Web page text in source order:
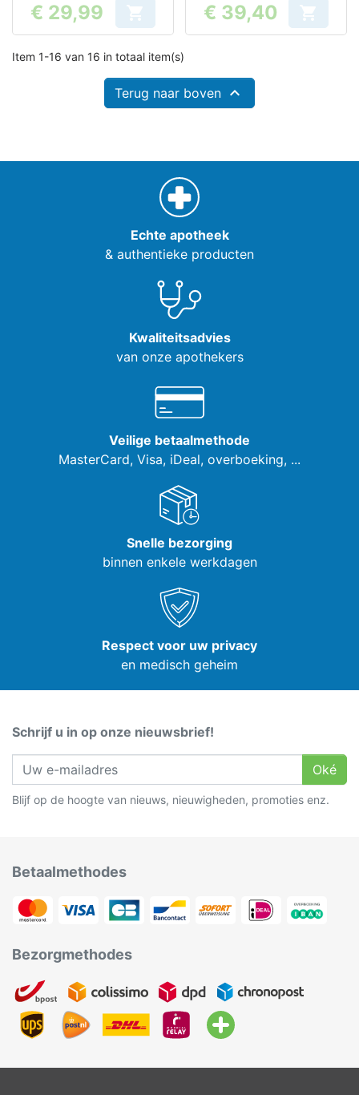
Prijs
€ 29,99  Prijs
€ 39,40 
Item 1-16 van 16 in totaal item(s)
Terug naar boven 
Echte apotheek
& authentieke producten
Kwaliteitsadvies
van onze apothekers
Veilige betaalmethode
MasterCard, Visa, iDeal, overboeking, ...
Snelle bezorging
binnen enkele werkdagen
Respect voor uw privacy
en medisch geheim
Schrijf u in op onze nieuwsbrief!
Oké
Blijf op de hoogte van nieuws, nieuwigheden, promoties enz.
Betaalmethodes
Bezorgmethodes